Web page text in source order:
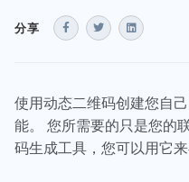
分享
使用动态二维码创建您自
能。 您所需要的只是您的
码生成工具，您可以用它